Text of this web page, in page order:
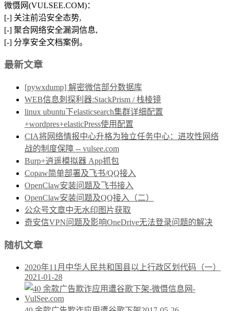
微慑网(VULSEE.COM)：
[-] 关注前沿安全态势,
[-] 聚合网络安全漏洞信息,
[-] 分享安全文档案例。
最新文章
[pywxdump] 解密微信部分数据库
WEB信息刺探利器:StackPrism / 栈棱镜
linux ubuntu下elasticsearch集群详细配置
+wordpres+elasticPress使用配置
CIA将网络情报中心升格为独立任务中心：进攻性网络
战的制度保障 -- vulsee.com
Burp+逍遥模拟器 App抓包
Copaw简单部署及飞书/QQ接入
OpenClaw安装问题及飞书接入
OpenClaw安装问题及QQ接入（二）
公众号文章中无水印图片获取
奇安信VPN问题及影响OneDrive无法登录问题的解决
随机文章
2020年11月中华人民共和国县以上行政区划代码（一）
2021-01-28